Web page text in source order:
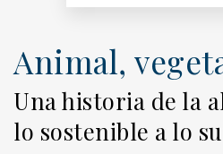
Animal,
Una historia de la
lo sostenible a lo